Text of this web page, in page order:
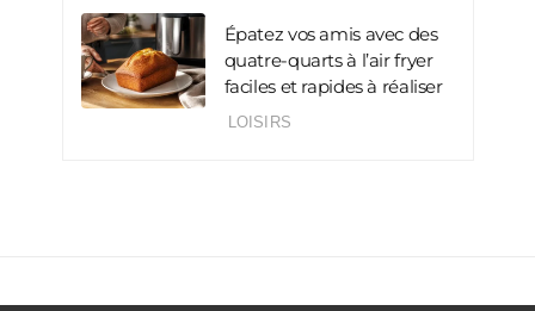
Épatez vos amis avec des
quatre-quarts à l’air fryer
faciles et rapides à réaliser
LOISIRS